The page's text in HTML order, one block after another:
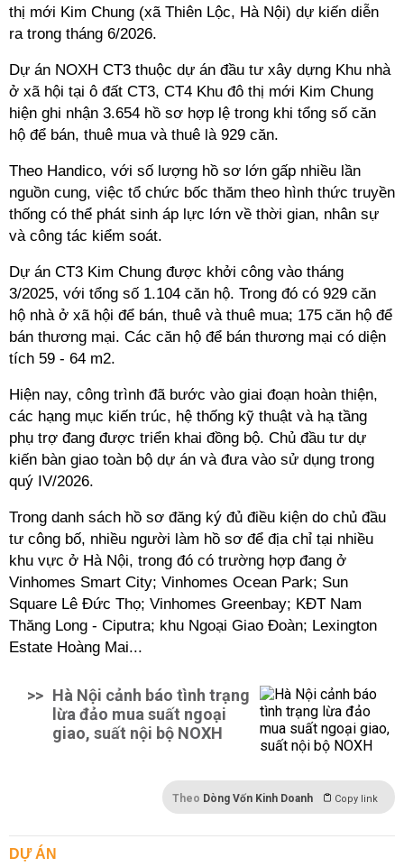
thị mới Kim Chung (xã Thiên Lộc, Hà Nội) dự kiến diễn
ra trong tháng 6/2026.
Dự án NOXH CT3 thuộc dự án đầu tư xây dựng Khu nhà
ở xã hội tại ô đất CT3, CT4 Khu đô thị mới Kim Chung
hiện ghi nhận 3.654 hồ sơ hợp lệ trong khi tổng số căn
hộ để bán, thuê mua và thuê là 929 căn.
Theo Handico, với số lượng hồ sơ lớn gấp nhiều lần
nguồn cung, việc tổ chức bốc thăm theo hình thức truyền
thống có thể phát sinh áp lực lớn về thời gian, nhân sự
và công tác kiểm soát.
Dự án CT3 Kim Chung được khởi công vào tháng
3/2025, với tổng số 1.104 căn hộ. Trong đó có 929 căn
hộ nhà ở xã hội để bán, thuê và thuê mua; 175 căn hộ để
bán thương mại. Các căn hộ để bán thương mại có diện
tích 59 - 64 m2.
Hiện nay, công trình đã bước vào giai đoạn hoàn thiện,
các hạng mục kiến trúc, hệ thống kỹ thuật và hạ tầng
phụ trợ đang được triển khai đồng bộ. Chủ đầu tư dự
kiến bàn giao toàn bộ dự án và đưa vào sử dụng trong
quý IV/2026.
Trong danh sách hồ sơ đăng ký đủ điều kiện do chủ đầu
tư công bố, nhiều người làm hồ sơ để địa chỉ tại nhiều
khu vực ở Hà Nội, trong đó có trường hợp đang ở
Vinhomes Smart City; Vinhomes Ocean Park; Sun
Square Lê Đức Thọ; Vinhomes Greenbay; KĐT Nam
Thăng Long - Ciputra; khu Ngoại Giao Đoàn; Lexington
Estate Hoàng Mai...
>> Hà Nội cảnh báo tình trạng
lừa đảo mua suất ngoại
giao, suất nội bộ NOXH
Theo Dòng Vốn Kinh Doanh Copy link
DỰ ÁN